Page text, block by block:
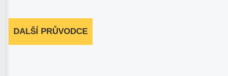
DALŠÍ PRŮVODCE